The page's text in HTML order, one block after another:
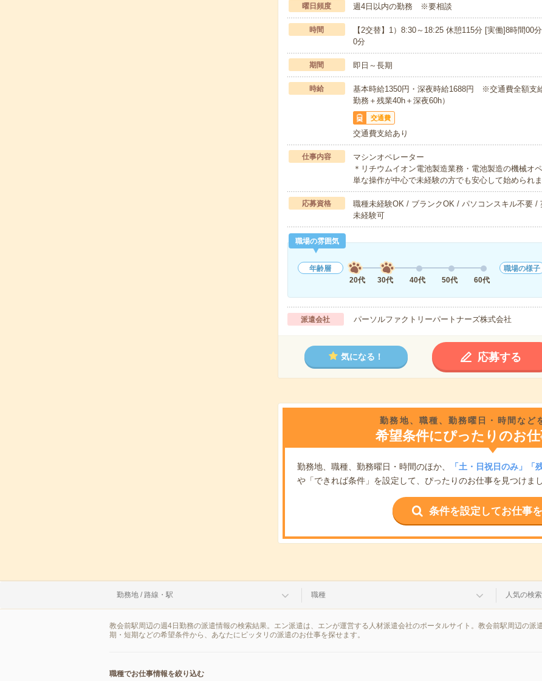
曜日頻度 週4日以内の勤務 ※要相談
時間
【2交替】1）8:30～18:25 休憩115分 [実働]8時間00
0分
期間 即日～長期
時給
基本時給1350円・深夜時給1688円 ※交通費全額支
勤務＋残業40h＋深夜60h）
交通費
交通費支給あり
仕事内容
マシンオペレーター
＊リチウムイオン電池製造業務・電池製造の機械オ
単な操作が中心で未経験の方でも安心して始められ
応募資格
職種未経験OK / ブランクOK / パソコンスキル不要 /
未経験可
職場の雰囲気
年齢層
20代
30代 40代 50代 60代
職場の様子
派遣会社 パーソルファクトリーパートナーズ株式会社
気になる！ 応募する
勤務地、職種、勤務曜日・時間など
希望条件にぴったりのお
勤務地、職種、勤務曜日・時間のほか、 「土・日祝日のみ」「
や「できれば条件」を設定して、ぴったりのお仕事を見つけま
条件を設定してお仕事
勤務地 / 路線・駅 職種 人気の検
教会前駅周辺の週4日勤務の派遣情報の検索結果。エン派遣は、エンが運営する人材派遣会社のポータルサイト。教会前駅周辺の派
期・短期などの希望条件から、あなたにピッタリの派遣のお仕事を探せます。
職種でお仕事情報を絞り込む